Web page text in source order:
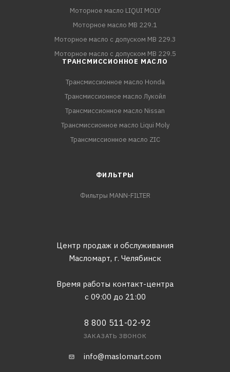
Моторное масло LIQUI MOLY
Моторное масло MB 229.1
Моторное масло с допуском MB 229.3
Моторное масло с допуском MB 229.5
ТРАНСМИССИОННОЕ МАСЛО
Трансмиссионное масло Honda
Трансмиссионное масло Лукойл
Трансмиссионное масло Nissan
Трансмиссионное масло Liqui Moly
Трансмиссионное масло ZIC
ФИЛЬТРЫ
Фильтры MANN-FILTER
Центр продаж и обслуживания
Масломарт, г. Челябинск
Время работы контакт-центра
с 09:00 до 21:00
8 800 511-02-92
ЗАКАЗАТЬ ЗВОНОК
info@maslomart.com